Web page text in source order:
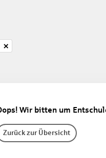
Wir bitten um
Zurück zur Übersicht